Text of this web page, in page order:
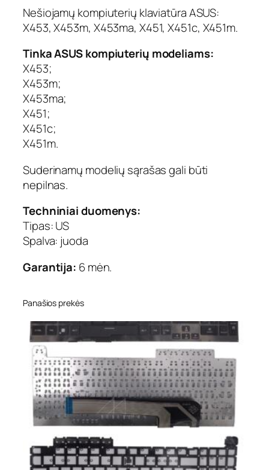
k
i
s
:
K
l
a
v
i
a
t
r
a
A
S
U
S
:
4
3
m
Nešiojamų kompiuterių klaviatūra ASUS:
X453, X453m, X453ma, X451, X451c, X451m.
Tinka ASUS kompiuterių modeliams:
X453;
X453m;
X453ma;
X451;
X451c;
X451m.
Suderinamų modelių sąrašas gali būti
nepilnas.
Techniniai duomenys:
Tipas: US
Spalva: juoda
Garantija: 6 mėn.
Panašios prekės